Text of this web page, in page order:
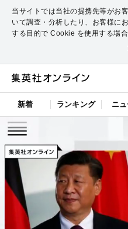
当サイトでは当社の提携先等がお
いて調査・分析したり、お客様に
する目的で Cookie を使用する場合
新着 ランキング ニ